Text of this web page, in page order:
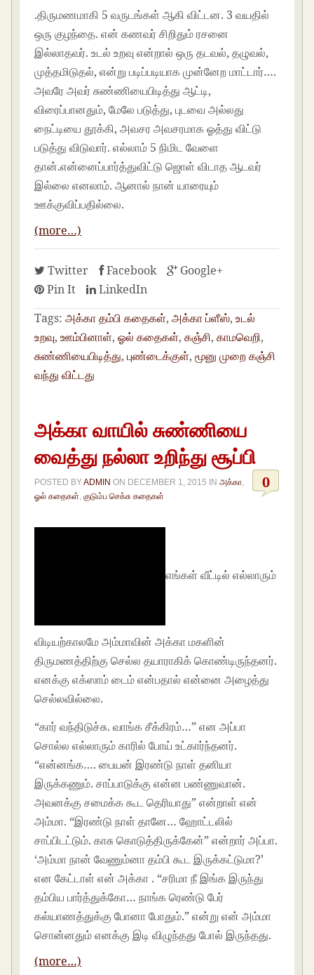
.திருமணமாகி 5 வருடங்கள் ஆகி விட்டன. 3 வயதில்
ஒரு குழந்தை. என் கணவர் சிறிதும் ரசனை
இல்லாதவர். உடல் உறவு என்றால் ஒரு தடவல், தழுவல்,
முத்தமிடுதல், என்று படிப்படியாக முன்னேற மாட்டார்….
அவரே அவர் சுண்ணியைபிடித்து ஆட்டி,
விரைப்பானதும், மேலே படுத்து, புடவை அல்லது
நைட்டியை தூக்கி, அவசர அவசரமாக ஓத்து விட்டு
படுத்து விடுவார். எல்லாம் 5 நிமிட வேளை
தான்.என்னைப்பார்த்துவிட்டு ஜொள் விடாத ஆடவர்
இல்லை எனலாம். ஆனால் நான் யாரையும்
ஊக்குவிப்பதில்லை.
(more…)
Twitter Facebook
Google+
Pin It
LinkedIn
Tags: அக்கா தம்பி கதைகள்,அக்கா ப்ளீஸ்,உடல்
உறவு,ஊம்பினாள்,ஓல் கதைகள்,கஞ்சி,காமவெறி,
சுண்ணியைபிடித்து,புண்டைக்குள்,மூனு முறை கஞ்சி
வந்து விட்டது
அக்கா வாயில் சுண்ணியை
வைத்து நல்லா உறிந்து சூப்பி
0
POSTED BYADMIN ON DECEMBER 1, 2015 INஅக்கா
ஓல் கதைகள் ,குடும்ப செக்சு கதைகள்
எங்கள் வீட்டில் எல்லாரும்
விடியற்காலமே அம்மாவின் அக்கா மகளின்
திருமணத்திற்கு செல்ல தயாராகிக் கொண்டிருந்தனர்.
எனக்கு எக்ஸாம் டைம் என்பதால் என்னை அழைத்து
செல்லவில்லை.
“கார் வந்திடுச்சு. வாங்க சீக்கிரம்…” என அப்பா
சொல்ல எல்லாரும் காரில் போய் உட்கார்ந்தனர்.
“என்னங்க…. பையன் இரண்டு நாள் தனியா
இருக்கணும். சாப்பாடுக்கு என்ன பண்ணுவான்.
அவனக்கு சமைக்க கூட தெரியாது” என்றாள் என்
அம்மா. “இரண்டு நாள் தானே… ஹோட்டலில்
சாப்பிடட்டும். காசு கொடுத்திருக்கேன்” என்றார் அப்பா.
‘அம்மா நான் வேணும்னா தம்பி கூட இருக்கட்டுமா?’
என கேட்டாள் என் அக்கா . “சரிமா நீ இங்க இருந்து
தம்பிய பார்த்துக்கோ… நாங்க ரெண்டு பேர்
கல்யாணத்துக்கு போனா போதும்.” என்று என் அம்மா
சொன்னதும் எனக்கு இடி விழுந்தது போல் இருந்தது.
(more…)